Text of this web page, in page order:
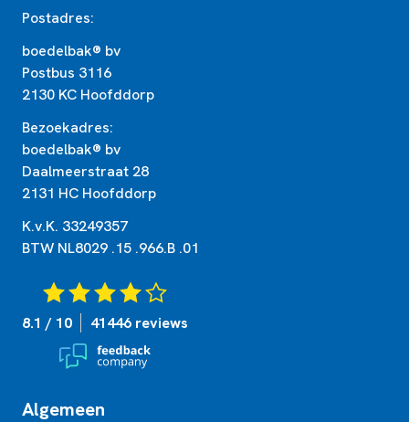
Postadres:
boedelbak® bv
Postbus 3116
2130 KC Hoofddorp
Bezoekadres:
boedelbak® bv
Daalmeerstraat 28
2131 HC Hoofddorp
K.v.K. 33249357
BTW NL8029 .15 .966.B .01
8.1 / 10 41446 reviews
Algemeen